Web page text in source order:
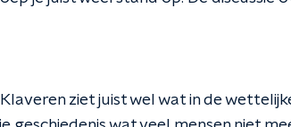
ziet juist wel wat in de